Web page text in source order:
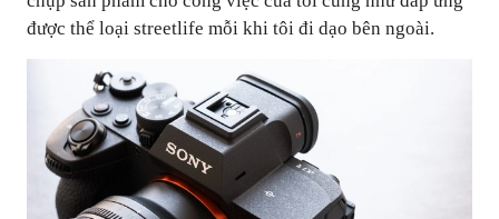
được thể loại streetlife mỗi khi tôi đi dạo bên ngoài.